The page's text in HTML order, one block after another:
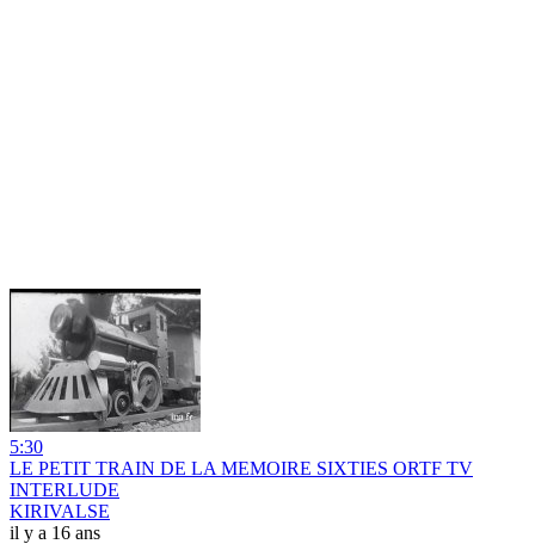
5:30
LE PETIT TRAIN DE LA MEMOIRE SIXTIES ORTF TV
INTERLUDE
KIRIVALSE
il y a 16 ans